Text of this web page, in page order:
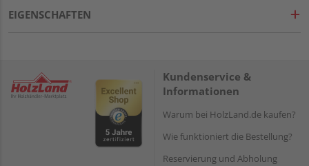
EIGENSCHAFTEN
Kundenservice &
Informationen
Warum bei HolzLand.de kaufen?
Wie funktioniert die Bestellung?
Reservierung und Abholung